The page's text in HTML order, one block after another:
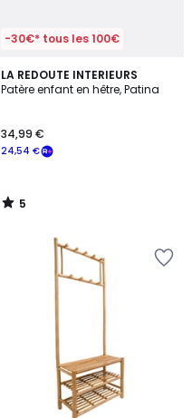
-30€* tous les 100€
LA REDOUTE INTERIEURS
Patère enfant en hêtre, Patina
24,54 €
34,99 €
5
/
5
/